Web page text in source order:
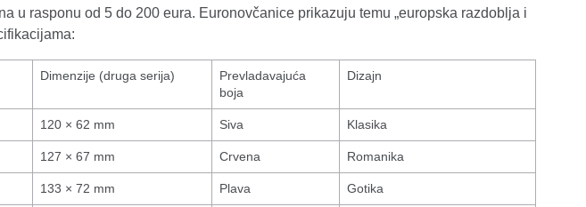
u rasponu od 5 do 200 eura. Euronovčanice prikazuju temu „europska razdoblja i
Dimenzije (druga serija)
Prevladavajuća
boja
Dizajn
120 × 62 mm Siva Klasika
127 × 67 mm Crvena Romanika
133 × 72 mm Plava Gotika